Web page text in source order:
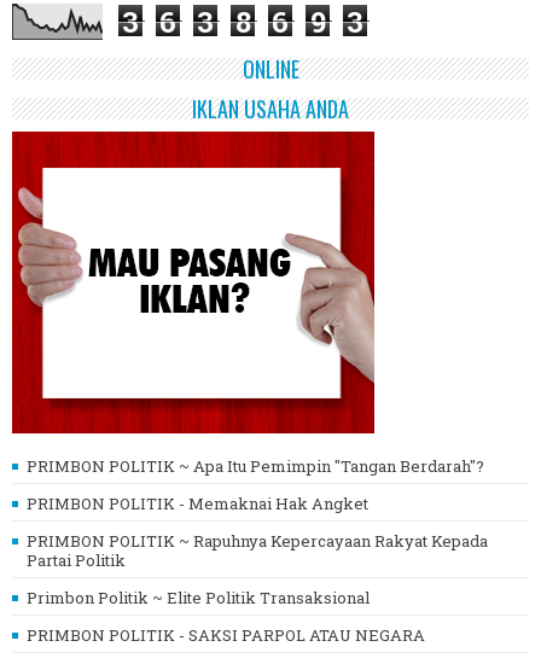
3 6 3 8 6 9 3
ONLINE
IKLAN USAHA ANDA
PRIMBON POLITIK ~ Apa Itu Pemimpin "Tangan Berdarah"?
PRIMBON POLITIK - Memaknai Hak Angket
PRIMBON POLITIK ~ Rapuhnya Kepercayaan Rakyat Kepada
Partai Politik
Primbon Politik ~ Elite Politik Transaksional
PRIMBON POLITIK - SAKSI PARPOL ATAU NEGARA